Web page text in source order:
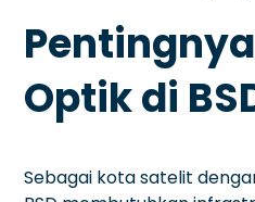
Optik di
Sebagai kota satelit